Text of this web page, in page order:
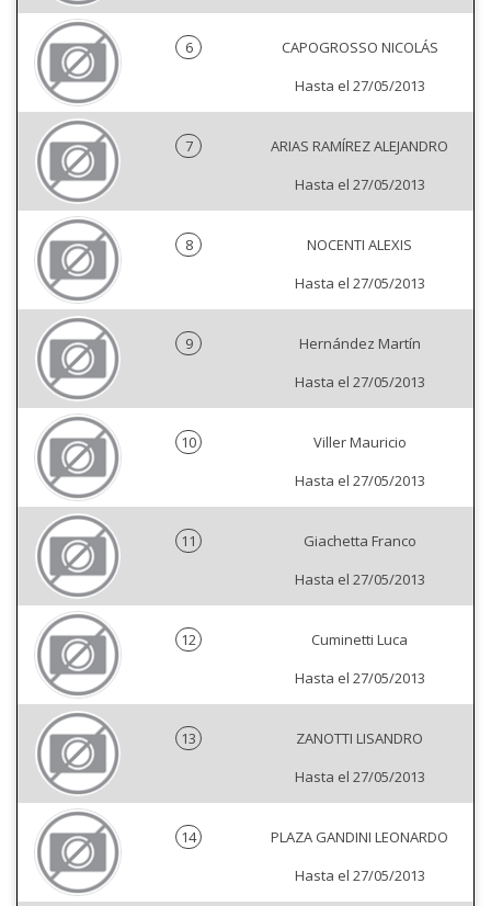
6
CAPOGROSSO NICOLÁS
Hasta el 27/05/2013
7
ARIAS RAMÍREZ ALEJANDRO
Hasta el 27/05/2013
8
NOCENTI ALEXIS
Hasta el 27/05/2013
9
Hernández Martín
Hasta el 27/05/2013
10
Viller Mauricio
Hasta el 27/05/2013
11
Giachetta Franco
Hasta el 27/05/2013
12
Cuminetti Luca
Hasta el 27/05/2013
13
ZANOTTI LISANDRO
Hasta el 27/05/2013
14
PLAZA GANDINI LEONARDO
Hasta el 27/05/2013